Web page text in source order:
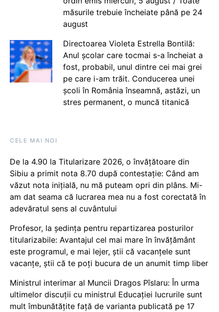
măsurile trebuie încheiate până pe 24
august
Directoarea Violeta Estrella Bontilă:
Anul școlar care tocmai s-a încheiat a
fost, probabil, unul dintre cei mai grei
pe care i-am trăit. Conducerea unei
școli în România înseamnă, astăzi, un
stres permanent, o muncă titanică
CELE MAI NOI
De la 4.90 la Titularizare 2026, o învățătoare din
Sibiu a primit nota 8.70 după contestație: Când am
văzut nota inițială, nu mă puteam opri din plâns. Mi-
am dat seama că lucrarea mea nu a fost corectată în
adevăratul sens al cuvântului
Profesor, la ședința pentru repartizarea posturilor
titularizabile: Avantajul cel mai mare în învățământ
este programul, e mai lejer, știi că vacanțele sunt
vacanţe, știi că te poți bucura de un anumit timp liber
Ministrul interimar al Muncii Dragos Pîslaru: În urma
ultimelor discuții cu ministrul Educației lucrurile sunt
mult îmbunătățite față de varianta publicată pe 17